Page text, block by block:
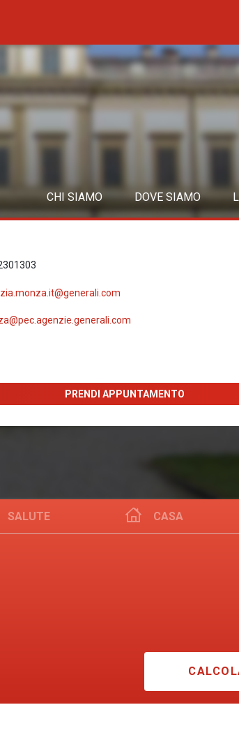
CHI SIAMO DOVE SIAMO
PRENDI APPUNTAMENTO
SALUTE CASA